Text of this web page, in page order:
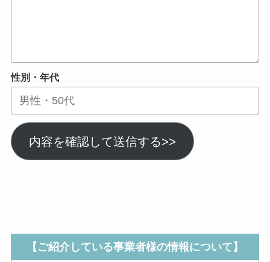
性別・年代
内容を確認して送信する>>
【ご紹介している事業者様の情報について】